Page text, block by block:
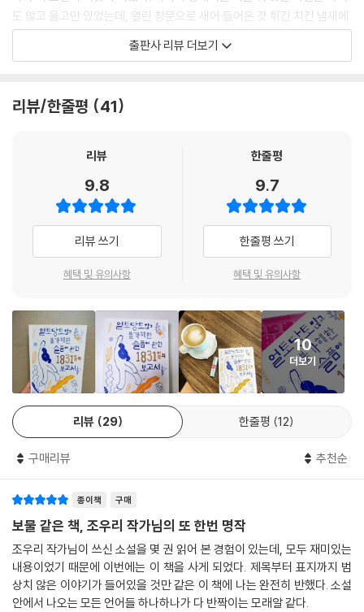
도 않고 울고만 있었는데, 열린 창문으로 새어 들어온 갓 튀긴 치킨 냄새에
참을 수 없어져서 치킨을 시켰다는 사연이다. 여전히 깊은 슬픔에 잠겨 있
었고 눈물도 멈추지 않았지만 치킨을 입에 넣는 것도 멈출 수 없었다고. 조
쯤 우리를 지나간다고 믿게 되었어요.”
“불행이 다가오면 움직여선 안 돼.
아침밥 먹고 점심밥 먹고 저녁밥 먹고.
최대한 그대로 지속하는 거야. 모든 것을. 알겠어?” _본문에서
『얼토당토않고 불가해한 슬픔에 관한 1831일의 보고서』는 “무너졌지만
완전히 무너진 것은 아닌” 사람들의 이야기다. 비일상적인 슬픔을 맞닥뜨
난 다음에야 앞으로 나아갈 수 있는 게 아니라, 어떻게든 앞으로 나아가는
동안에 슬픔은 조금씩 견딜 만해진다는 것을.
“그것을 온몸으로 떠받치며 견디고 다시 한번 나아가는 이야기를 그리고
싶었다.
조금 이상해도, 비뚤어져 있어도, 누구에게 이해받지 못한다 해도
자기 자신의 방식으로 견디어 나가는 씩씩한 사람들에 대해.
이를테면 고소한 치킨 냄새처럼 작지만 우리를 살게 하는 것들-
소설의 첫 문장, 누군가의 온기, 사소한 격려 같은 것들은
언제나 가만가만 다가온다는 것을 잊지 않기를.” _조우리
고소한 치킨 냄새, 누군가의 온기, 사소한 격려 같은 것들이 있어 우리는 소
수처럼 단단할 수 있다. 끝내 쪼개지지 않는다. 얼토당토않고 불가해하지
만 실로 그러하다.
출판사 리뷰 더보기
리뷰/한줄평 41
리뷰
9.8
리뷰 쓰기
혜택 및 유의사항
한줄평
9.7
한줄평 쓰기
혜택 및 유의사항
10
더보기
리뷰 29 한줄평 12
구매리뷰 추천순
종이책 구매
보물 같은 책, 조우리 작가님의 또 한번 명작
조우리 작가님이 쓰신 소설을 몇 권 읽어 본 경험이 있는데, 모두 재미있는
내용이었기 때문에 이번에는 이 책을 사게 되었다. 제목부터 표지까지 범
상치 않은 이야기가 들어있을 것만 같은 이 책에 나는 완전히 반했다. 소설
안에서 나오는 모든 언어들 하나하나가 다 반짝이는 모래알 같다.